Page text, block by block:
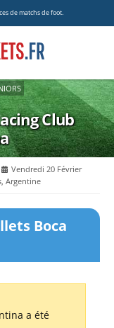
de matchs de foot.
Club
Vendredi 20 Février
Argentine
Boca
a été